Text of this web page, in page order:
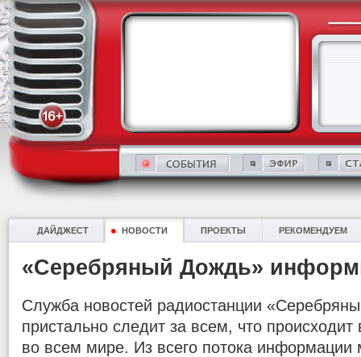
ДАЙДЖЕСТ НОВОСТИ ПРОЕКТЫ РЕКОМЕНДУЕМ
«Серебряный Дождь»
Служба новостей радиостанции
пристально следит за всем, что происходит
во всем мире. Из всего потока информации